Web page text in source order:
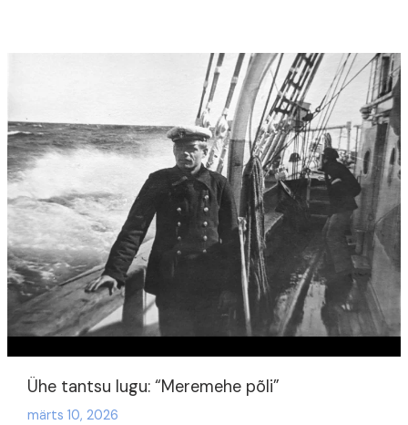
Ühe tantsu lugu: “Meremehe põli”
märts 10, 2026